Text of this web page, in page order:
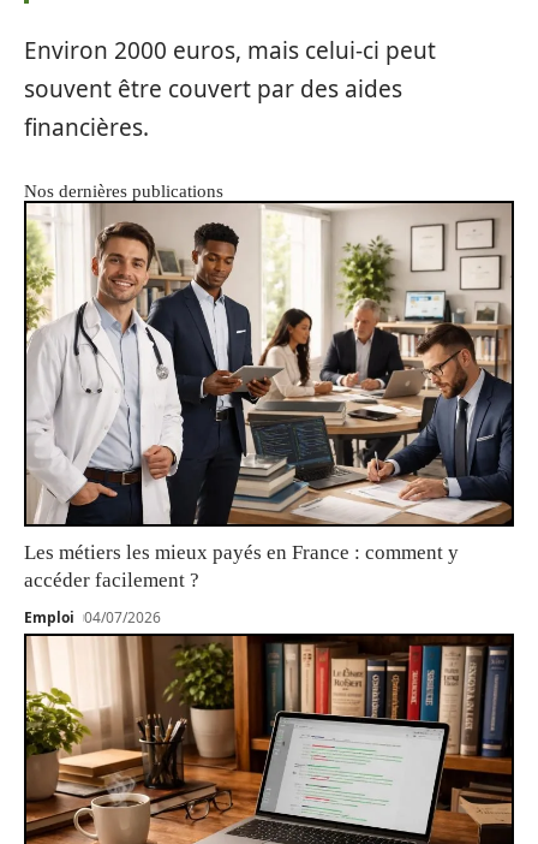
Environ 2000 euros, mais celui-ci peut
souvent être couvert par des aides
financières.
Nos dernières publications
Les métiers les mieux payés en France : comment y
accéder facilement ?
Emploi 04/07/2026